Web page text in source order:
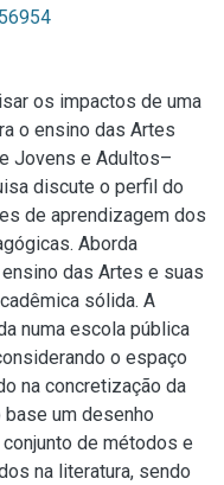
os impactos de uma
o ensino das Artes
Jovens e Adultos–
discute o perfil do
de aprendizagem dos
Aborda
das Artes e suas
sólida. A
numa escola pública
o espaço
na concretização da
um desenho
de métodos e
na literatura, sendo